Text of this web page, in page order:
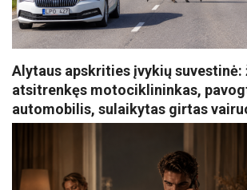
Alytaus apskrities įvykių suvestinė:
atsitrenkęs motociklininkas,
automobilis, sulaikytas girtas